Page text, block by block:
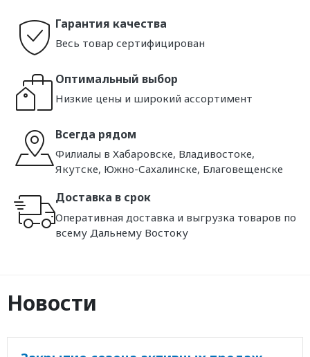
Гарантия качества
Весь товар сертифицирован
Оптимальный выбор
Низкие цены и широкий ассортимент
Всегда рядом
Филиалы в Хабаровске, Владивостоке,
Якутске, Южно-Сахалинске, Благовещенске
Доставка в срок
Оперативная доставка и выгрузка товаров по
всему Дальнему Востоку
Новости